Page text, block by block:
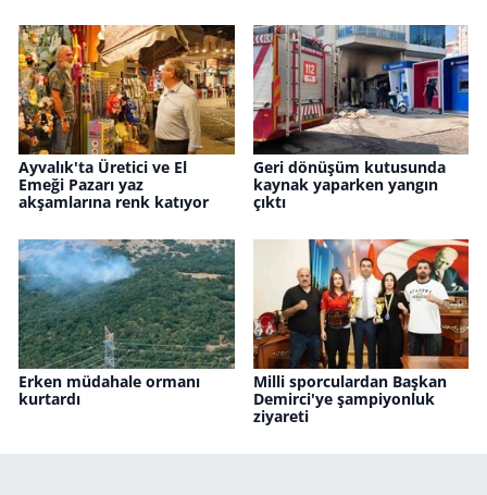
Ayvalık'ta Üretici ve El
Emeği Pazarı yaz
akşamlarına renk katıyor
Geri dönüşüm kutusunda
kaynak yaparken yangın
çıktı
Erken müdahale ormanı
kurtardı
Milli sporculardan Başkan
Demirci'ye şampiyonluk
ziyareti